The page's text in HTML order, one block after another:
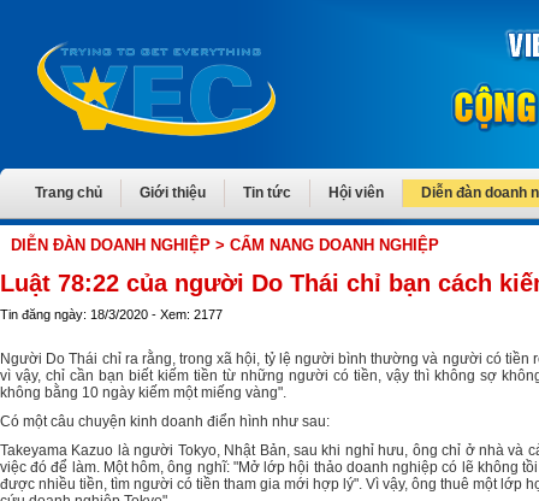
Trang chủ Giới thiệu Tin tức Hội viên Diễn đàn doanh
DIỄN ĐÀN DOANH NGHIỆP > CẨM NANG DOANH NGHIỆP
Luật 78:22 của người Do Thái chỉ bạn cách
Tin đăng ngày: 18/3/2020 - Xem: 2177
Người Do Thái chỉ ra rằng, trong xã hội, tỷ lệ người bình thường và người có
vì vậy, chỉ cần bạn biết kiếm tiền từ những người có tiền, vậy thì không sợ
không bằng 10 ngày kiếm một miếng vàng".
Có một câu chuyện kinh doanh điển hình như sau:
Takeyama Kazuo là người Tokyo, Nhật Bản, sau khi nghỉ hưu, ông chỉ ở nhà và
việc đó để làm. Một hôm, ông nghĩ: "Mở lớp hội thảo doanh nghiệp có lẽ không
được nhiều tiền, tìm người có tiền tham gia mới hợp lý". Vì vậy, ông thuê một lớp